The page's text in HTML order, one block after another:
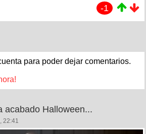
-1
para poder dejar comentarios.
acabado Halloween...
22:41